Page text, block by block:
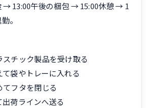
→ 13:00午後の梱包 → 15:00休憩 → 1
。
チック製品を受け取る
袋やトレーに入れる
フタを閉じる
荷ラインへ送る